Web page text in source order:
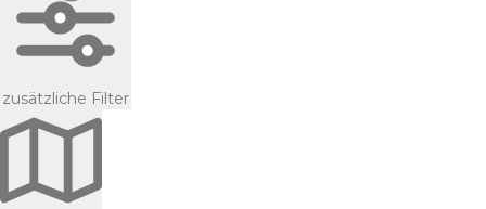
zusätzliche Filter